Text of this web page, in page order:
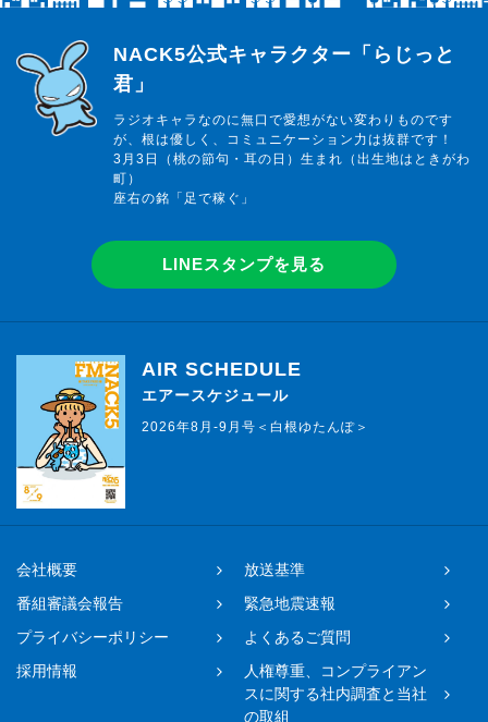
らじっと君
NACK5公式キャラクター「らじっと
君」
ラジオキャラなのに無口で愛想がない変わりものです
が、根は優しく、コミュニケーション力は抜群です！
3月3日（桃の節句・耳の日）生まれ（出生地はときがわ
町）
座右の銘「足で稼ぐ」
LINEスタンプを見る
AIR SCHEDULE
エアースケジュール
2026年8月-9月号＜白根ゆたんぽ＞
会社概要
放送基準
番組審議会報告
緊急地震速報
プライバシーポリシー
よくあるご質問
採用情報
人権尊重、コンプライアン
スに関する社内調査と当社
の取組